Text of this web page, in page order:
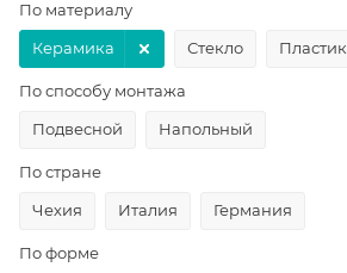
По материалу
Стекло
Пластик
Керамика
По способу монтажа
Подвесной
Напольный
По стране
Чехия
Италия Германия
По форме